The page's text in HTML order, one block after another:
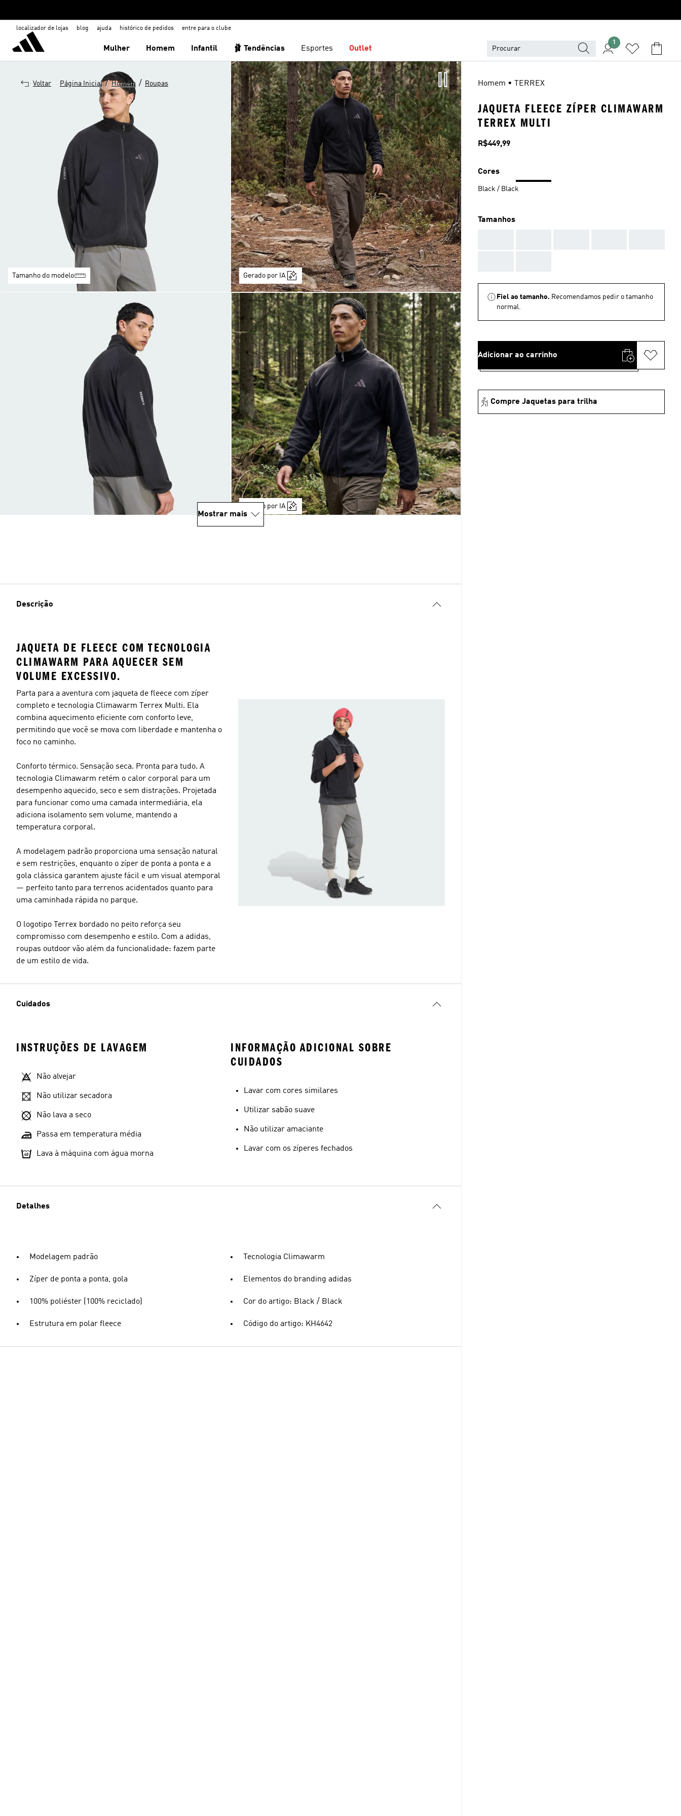
localizador de lojas blog ajuda histórico de pedidos entre para o clube
Mulher Homem Infantil 🩰 Tendências Esportes Outlet
1
Voltar Página Inicial / Homem / Roupas
Tamanho do modelo Gerado por IA
Gerado por IA
Mostrar mais
Descrição
JAQUETA DE FLEECE COM TECNOLOGIA
CLIMAWARM PARA AQUECER SEM
VOLUME EXCESSIVO.
Parta para a aventura com jaqueta de fleece com zíper
completo e tecnologia Climawarm Terrex Multi. Ela
combina aquecimento eficiente com conforto leve,
permitindo que você se mova com liberdade e mantenha o
foco no caminho.
Conforto térmico. Sensação seca. Pronta para tudo. A
tecnologia Climawarm retém o calor corporal para um
desempenho aquecido, seco e sem distrações. Projetada
para funcionar como uma camada intermediária, ela
adiciona isolamento sem volume, mantendo a
temperatura corporal.
A modelagem padrão proporciona uma sensação natural
e sem restrições, enquanto o zíper de ponta a ponta e a
gola clássica garantem ajuste fácil e um visual atemporal
— perfeito tanto para terrenos acidentados quanto para
uma caminhada rápida no parque.
O logotipo Terrex bordado no peito reforça seu
compromisso com desempenho e estilo. Com a adidas,
roupas outdoor vão além da funcionalidade: fazem parte
de um estilo de vida.
Cuidados
INSTRUÇÕES DE LAVAGEM
Não alvejar
Não utilizar secadora
Não lava a seco
Passa em temperatura média
Lava à máquina com água morna
INFORMAÇÃO ADICIONAL SOBRE
CUIDADOS
Lavar com cores similares
Utilizar sabão suave
Não utilizar amaciante
Lavar com os zíperes fechados
Detalhes
Modelagem padrão
Zíper de ponta a ponta, gola
100% poliéster (100% reciclado)
Estrutura em polar fleece
Tecnologia Climawarm
Elementos do branding adidas
Cor do artigo: Black / Black
Código do artigo: KH4642
Homem • TERREX
JAQUETA FLEECE ZÍPER CLIMAWARM
TERREX MULTI
Preço
R$449,99
Cores
Black / Black
Tamanhos
Fiel ao tamanho. Recomendamos pedir o tamanho
normal.
Adicionar ao carrinho
Compre Jaquetas para trilha